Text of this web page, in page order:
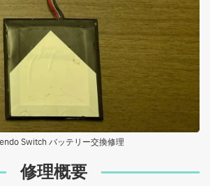
Switch バッテリー交換修理
修理概要